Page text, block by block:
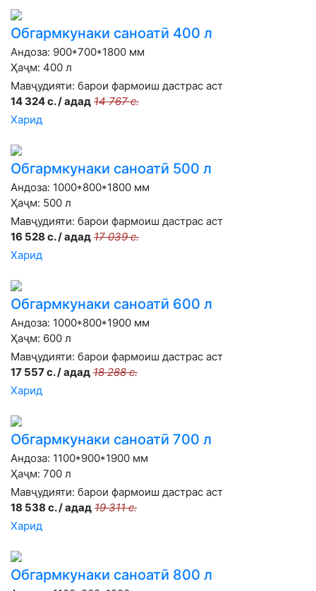
Обгармкунаки саноатӣ 400 л
Андоза: 900*700*1800 мм
Ҳаҷм: 400 л
Мавҷудияти: барои фармоиш дастрас аст
14 324 с. / адад 14 767 с.
Харид
Обгармкунаки саноатӣ 500 л
Андоза: 1000*800*1800 мм
Ҳаҷм: 500 л
Мавҷудияти: барои фармоиш дастрас аст
16 528 с. / адад 17 039 с.
Харид
Обгармкунаки саноатӣ 600 л
Андоза: 1000*800*1900 мм
Ҳаҷм: 600 л
Мавҷудияти: барои фармоиш дастрас аст
17 557 с. / адад 18 288 с.
Харид
Обгармкунаки саноатӣ 700 л
Андоза: 1100*900*1900 мм
Ҳаҷм: 700 л
Мавҷудияти: барои фармоиш дастрас аст
18 538 с. / адад 19 311 с.
Харид
Обгармкунаки саноатӣ 800 л